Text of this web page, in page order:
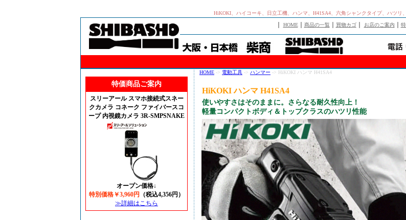
HiKOKI、ハイコーキ、日立工機、ハンマ、H41SA4、六角シャンクタイプ、ハツリ
HOME｜ 商品の一覧 買物カゴ｜ お店のご案内
特価商品ご案内
スリーアール スマホ接続式スネー
クカメラ コネーク ファイバースコ
ープ 内視鏡カメラ 3R-SMPSNAKE
オープン価格↓
特別価格￥3,960円
（税込4,356円）
≫詳細はこちら
HOME -> 電動工具 -> ハンマー -> HiKOKI ハンマ H41SA4
HiKOKI ハンマ H41SA4
使いやすさはそのままに。さらなる耐久性向上！
軽量コンパクトボディ＆トップクラスのハツリ性能